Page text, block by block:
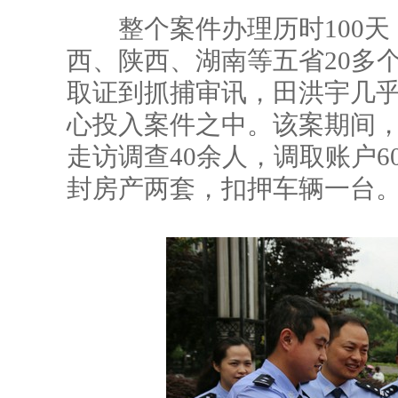
整个案件办理历时100天
西、陕西、湖南等五省20多
取证到抓捕审讯，田洪宇几
心投入案件之中。该案期间
走访调查40余人，调取账户
封房产两套，扣押车辆一台